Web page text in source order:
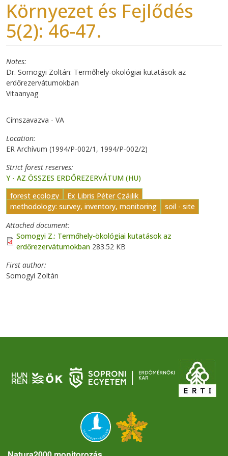
Környezet és Fejlődés
5(2): 46-47.
Notes
Dr. Somogyi Zoltán: Termőhely-ökológiai kutatások az
erdőrezervátumokban
Vitaanyag
Címszavazva - VA
Location
ER Archívum (1994/P-002/1, 1994/P-002/2)
Strict forest reserves
Y - AZ ÖSSZES ERDŐREZERVÁTUM (HU)
forest ecology
Ex Libris Péter Czájlik
methodology: survey, inventory, monitoring
soil - site
Attached document
Somogyi Z.: Termőhely-ökológiai kutatások az
erdőrezervátumokban 283.52 KB
First author
Somogyi Zoltán